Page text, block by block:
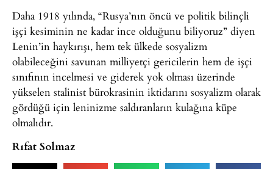
Daha 1918 yılında, “Rusya’nın öncü ve politik bilinçli
işçi kesiminin ne kadar ince olduğunu biliyoruz” diyen
Lenin’in haykırışı, hem tek ülkede sosyalizm
olabileceğini savunan milliyetçi gericilerin hem de işçi
sınıfının incelmesi ve giderek yok olması üzerinde
yükselen stalinist bürokrasinin iktidarını sosyalizm olarak
gördüğü için leninizme saldıranların kulağına küpe
olmalıdır.
Rıfat Solmaz